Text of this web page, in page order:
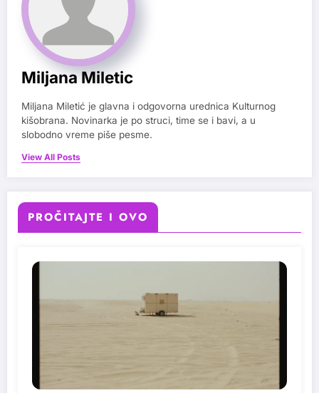
Miljana Miletic
Miljana Miletić je glavna i odgovorna urednica Kulturnog
kišobrana. Novinarka je po struci, time se i bavi, a u
slobodno vreme piše pesme.
View All Posts
PROČITAJTE I OVO